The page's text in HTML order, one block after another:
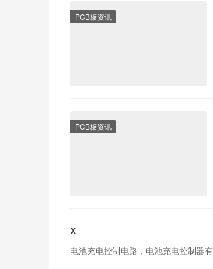
PCB板资讯
PCB板资讯
x
电池充电控制电路，电池充电控制器